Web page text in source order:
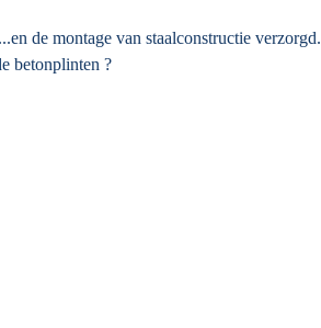
de montage van staalconstructie verzorgd.
betonplinten ?